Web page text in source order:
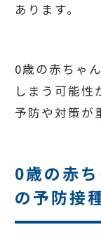
あります。
0歳の赤ちゃ
しまう可能性
予防や対策が
0歳の赤
の予防接